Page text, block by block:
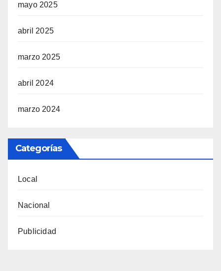
mayo 2025
abril 2025
marzo 2025
abril 2024
marzo 2024
Categorías
Local
Nacional
Publicidad